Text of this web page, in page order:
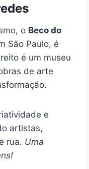
o Beco do
São Paulo, é
é um museu
de arte
e
artistas,
rua. Uma